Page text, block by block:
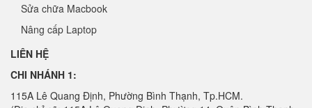
Sửa chữa Macbook
Nâng cấp Laptop
LIÊN HỆ
CHI NHÁNH 1:
115A Lê Quang Định, Phường Bình Thạnh, Tp.HCM.